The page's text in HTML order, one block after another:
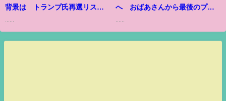
背景は トランプ氏再選リスク
......
へ おばあさんから最後のプレ
......